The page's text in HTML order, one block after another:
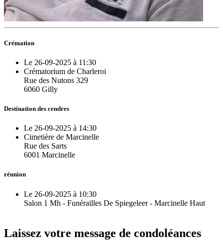
Crémation
Le 26-09-2025 à 11:30
Crématorium de Charleroi
Rue des Nutons 329
6060 Gilly
Destination des cendres
Le 26-09-2025 à 14:30
Cimetière de Marcinelle
Rue des Sarts
6001 Marcinelle
réunion
Le 26-09-2025 à 10:30
Salon 1 Mh - Funérailles De Spiegeleer - Marcinelle Haut
Laissez votre message de condoléances